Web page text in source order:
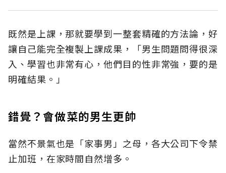
既然是上課，那就要學到一整套精確的方法論，好
讓自己能完全複製上課成果，「男生問題問得很深
入、學習也非常有心，他們目的性非常強，要的是
明確結果。」
錯覺？會做菜的男生更帥
當然不景氣也是「家事男」之母，各大公司下令禁
止加班，在家時間自然增多。